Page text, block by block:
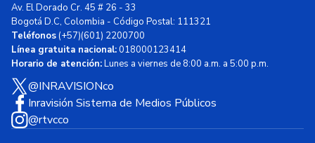
Av. El Dorado Cr. 45 # 26 - 33
Bogotá D.C, Colombia - Código Postal: 111321
Teléfonos(+57)(601) 2200700
Línea gratuita nacional:018000123414
Horario de atención:Lunes a viernes de 8:00 a.m. a 5:00 p.m.
@INRAVISIONco
Inravisión Sistema de Medios Públicos
@rtvcco